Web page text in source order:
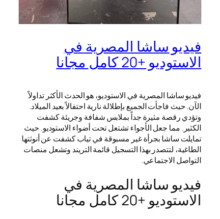
فيديو ساشا المصرية في
الاستوديو +20 كامل مجانا
فيديو ساشا المصرية في الاستوديو، هو الحدث الأكثر تداولاً
الآن. حيث فاجأت الجميع بإطلالة نارية احتفالاً بعيد الميلاد.
وتؤدي رقصة مثيرة جداً بملابس شفافة وجريئة كشفت
الكثير. مما جعل الأجواء تشتعل تحت أضواء الاستوديو. حيث
تمايلت ساشا بجرأة غير مسبوقة في تياب كشفت عن أنوثتها
الطاغية، لتتصدر بهذا التسجيل قائمة التريند وتشعل منصات
التواصل الاجتماعي.
فيديو ساشا المصرية في
الاستوديو +20 كامل مجانا